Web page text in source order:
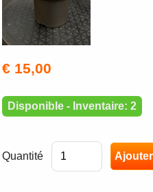
€ 15,00
Disponible - Inventaire: 2
Quantité